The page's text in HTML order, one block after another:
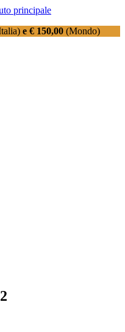
principale
e € 150,00 (Mondo)